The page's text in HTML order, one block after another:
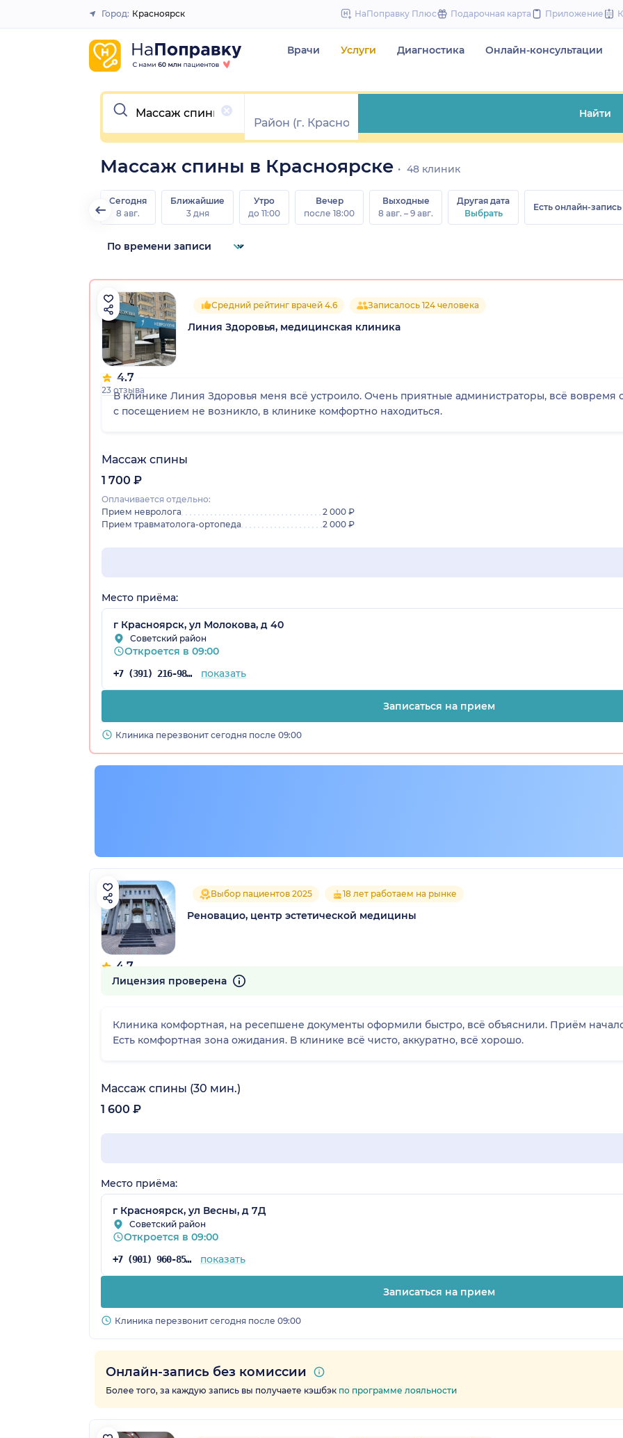
to
Закрыть
Город: Красноярск НаПоправку Плюс Подарочная карта Приложение
Врачи Услуги Диагностика Онлайн-консультации
Очистить
Найти
Массаж спины в Красноярске 48 клиник
Сегодня
8 авг.
Ближайшие
3 дня
Утро
до 11:00
Вечер
после 18:00
Выходные
8 авг. – 9 авг.
Другая дата
Выбрать
Есть онлайн-запись
4.7
23 отзыва
Средний рейтинг врачей 4.6 Записалось 124 человека
Линия Здоровья, медицинская клиника
В клинике Линия Здоровья меня всё устроило. Очень приятные администраторы, всё вовремя
с посещением не возникло, в клинике комфортно находиться.
Массаж спины
1 700 ₽
Оплачивается отдельно:
Прием невролога
2 000 ₽
Прием травматолога-ортопеда
2 000 ₽
Место приёма:
г Красноярск, ул Молокова, д 40
Советский район
Откроется в 09:00
+7 (391) 216-98-56 показать
Записаться на прием
Клиника перезвонит сегодня после 09:00
4.7
457 отзывов
Выбор пациентов 2025 18 лет работаем на рынке
Реновацио, центр эстетической медицины
Лицензия проверена
Клиника комфортная, на ресепшене документы оформили быстро, всё объяснили. Приём
Есть комфортная зона ожидания. В клинике всё чисто, аккуратно, всё хорошо.
Массаж спины (30 мин.)
1 600 ₽
Место приёма:
г Красноярск, ул Весны, д 7Д
Советский район
Откроется в 09:00
+7 (901) 960-85-97 показать
Записаться на прием
Клиника перезвонит сегодня после 09:00
Онлайн-запись без комиссии
Более того, за каждую запись вы получаете кэшбэк по программе лояльности